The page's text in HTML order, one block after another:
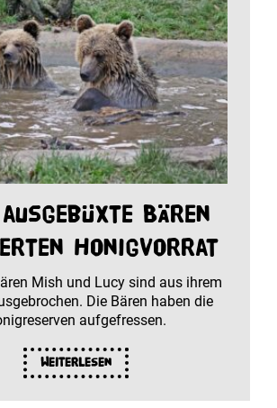
Bären
Honigvorrat
Mish und Lucy sind aus ihrem
Die Bären haben die
aufgefressen.
Weiterlesen